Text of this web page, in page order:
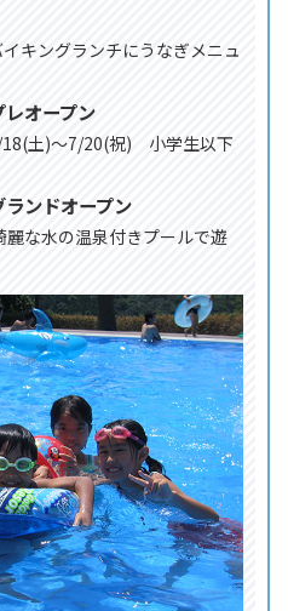
キングランチにうなぎメニュ
レオープン
土)～7/20(祝) 小学生以下
ランドオープン
な水の温泉付きプールで遊